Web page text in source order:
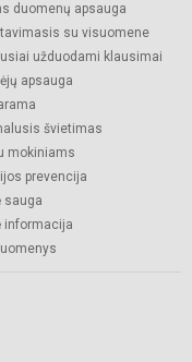
duomenų apsauga
su visuomene
užduodami klausimai
apsauga
švietimas
mokiniams
prevencija
sauga
informacija